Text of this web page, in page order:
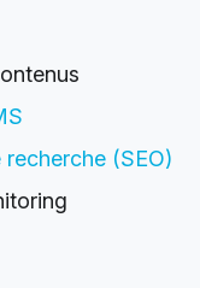
(SEO)